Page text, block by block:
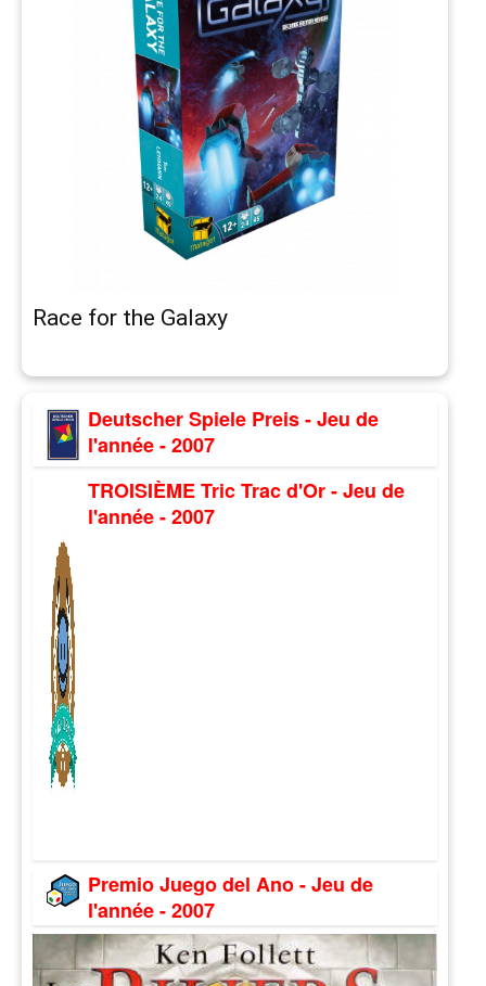
Race for the Galaxy
Deutscher Spiele Preis - Jeu de
l'année - 2007
TROISIÈME Tric Trac d'Or - Jeu de
l'année - 2007
Premio Juego del Ano - Jeu de
l'année - 2007